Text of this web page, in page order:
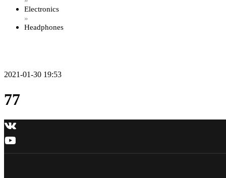
Electronics
»
Headphones
2021-01-30 19:53
77